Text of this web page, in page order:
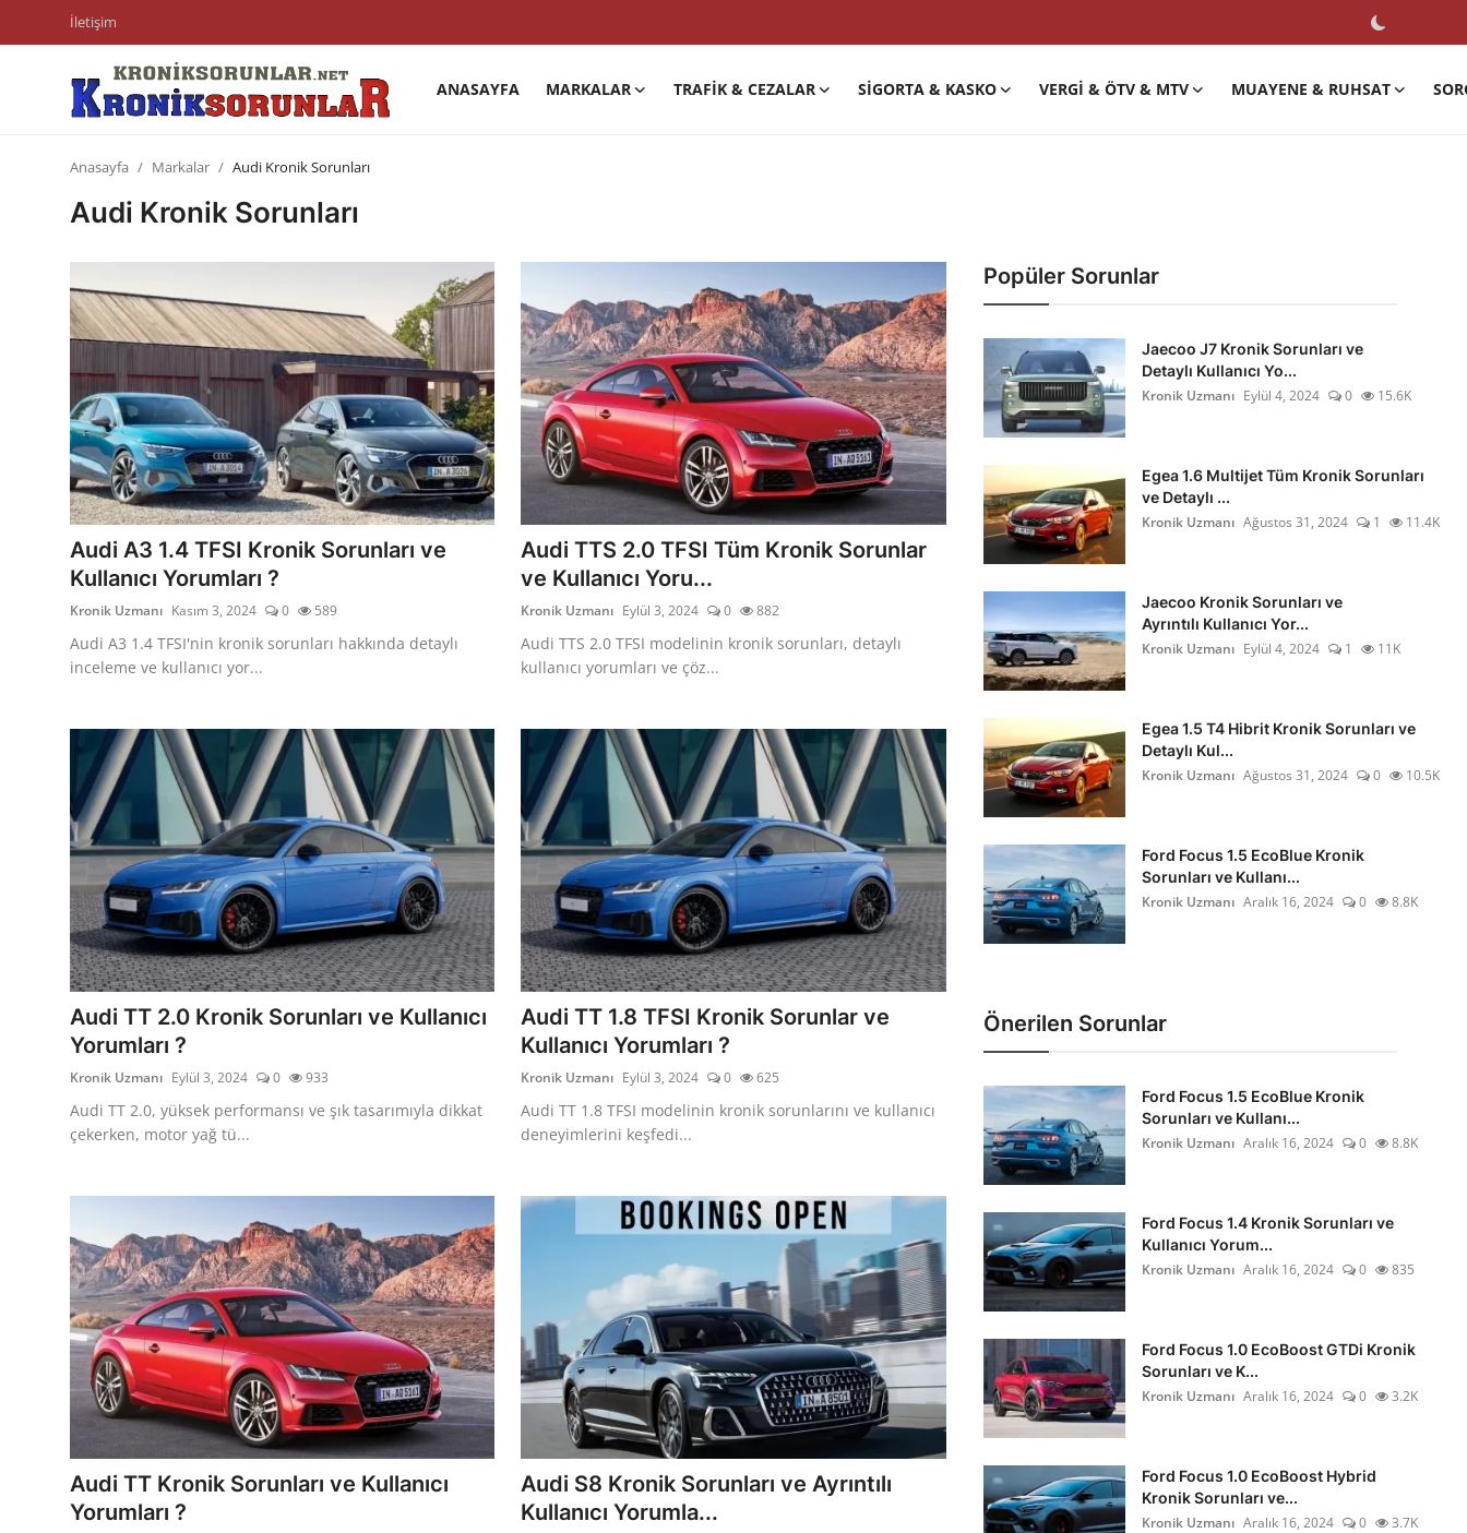
İletişim
ANASAYFA MARKALAR TRAFIK & CEZALAR SIGORTA & KASKO VERGI & ÖTV & MTV MUAYENE & RUHSAT
Trafik & Cezalar
Sigorta & Kasko
Vergi & ÖTV & MTV
Muayene & Ruhsat
Sorgulamalar
İkinci El & Alım-Satım
Bakım & Arıza Çözümleri
Elektrikli & Hibrit
Kiralama & Filo
Lastik & Jant
Yağlar & Sıvılar
LPG & Yakıt
Elektrik & Akü
Klima & Konfor
Aydınlatma & Görüş
Şanzıman & Aktarma
Dizel Sistemler
Multimedya & Elektronik
Anasayfa Markalar Audi Kronik Sorunları
Audi Kronik Sorunları
Audi A3 1.4 TFSI Kronik Sorunları ve
Kullanıcı Yorumları ?
Kronik Uzmanı Kasım 3, 2024 0 589
Audi A3 1.4 TFSI'nin kronik sorunları hakkında detaylı
inceleme ve kullanıcı yor...
Audi TTS 2.0 TFSI Tüm Kronik Sorunlar
ve Kullanıcı Yoru...
Kronik Uzmanı Eylül 3, 2024 0 882
Audi TTS 2.0 TFSI modelinin kronik sorunları, detaylı
kullanıcı yorumları ve çöz...
Audi TT 2.0 Kronik Sorunları ve Kullanıcı
Yorumları ?
Kronik Uzmanı Eylül 3, 2024 0 933
Audi TT 2.0, yüksek performansı ve şık tasarımıyla dikkat
çekerken, motor yağ tü...
Audi TT 1.8 TFSI Kronik Sorunlar ve
Kullanıcı Yorumları ?
Kronik Uzmanı Eylül 3, 2024 0 625
Audi TT 1.8 TFSI modelinin kronik sorunlarını ve kullanıcı
deneyimlerini keşfedi...
Audi TT Kronik Sorunları ve Kullanıcı
Yorumları ?
Audi S8 Kronik Sorunları ve Ayrıntılı
Kullanıcı Yorumla...
Popüler Sorunlar
Jaecoo J7 Kronik Sorunları ve
Detaylı Kullanıcı Yo...
Kronik Uzmanı Eylül 4, 2024 0 15.6K
Egea 1.6 Multijet Tüm Kronik Sorunları
ve Detaylı ...
Kronik Uzmanı Ağustos 31, 2024 1 11.4K
Jaecoo Kronik Sorunları ve
Ayrıntılı Kullanıcı Yor...
Kronik Uzmanı Eylül 4, 2024 1 11K
Egea 1.5 T4 Hibrit Kronik Sorunları ve
Detaylı Kul...
Kronik Uzmanı Ağustos 31, 2024 0 10.5K
Ford Focus 1.5 EcoBlue Kronik
Sorunları ve Kullanı...
Kronik Uzmanı Aralık 16, 2024 0 8.8K
Önerilen Sorunlar
Ford Focus 1.5 EcoBlue Kronik
Sorunları ve Kullanı...
Kronik Uzmanı Aralık 16, 2024 0 8.8K
Ford Focus 1.4 Kronik Sorunları ve
Kullanıcı Yorum...
Kronik Uzmanı Aralık 16, 2024 0 835
Ford Focus 1.0 EcoBoost GTDi Kronik
Sorunları ve K...
Kronik Uzmanı Aralık 16, 2024 0 3.2K
Ford Focus 1.0 EcoBoost Hybrid
Kronik Sorunları ve...
Kronik Uzmanı Aralık 16, 2024 0 3.7K